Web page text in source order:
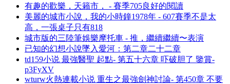
有趣的歡樂，天籟市， - 賽季705良好的閱讀
美麗的城市小說，我的小時鐘1978年 - 607賽季不是太
高，一張桌子只有818
城市版的三陸筆娛樂摩托車 - 推，繼續繼續〜表演
已知的幻想小說墜入愛河：第二章二十二章
td159小说 最強醫聖 起點- 第五十六章 吓破胆了 鑒賞-
p3FyXV
wturw火熱連載小说 重生之最強劍神討論- 第450章 不要